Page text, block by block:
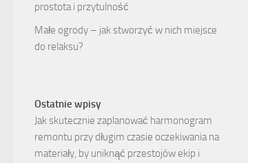
prostota i przytulność
Małe ogrody – jak stworzyć w nich miejsce
do relaksu?
Ostatnie wpisy
Jak skutecznie zaplanować harmonogram
remontu przy długim czasie oczekiwania na
materiały, by uniknąć przestojów ekip i